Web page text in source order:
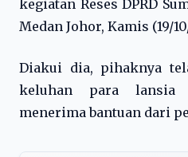
kegiatan Reses DPRD
Medan Johor, Kamis (19/
Diakui dia, pihaknya
keluhan para
menerima bantuan dari